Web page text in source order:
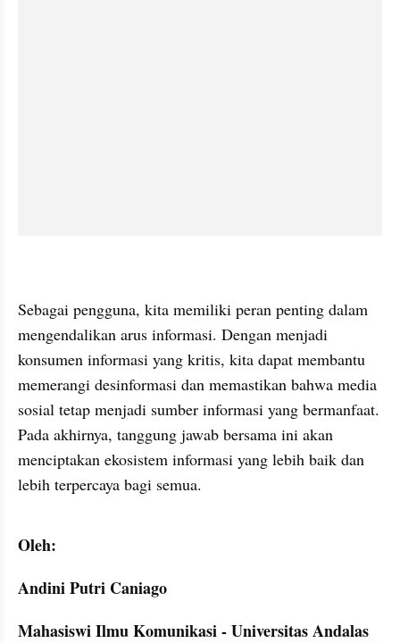
Sebagai pengguna, kita memiliki peran penting dalam
mengendalikan arus informasi. Dengan menjadi
konsumen informasi yang kritis, kita dapat membantu
memerangi desinformasi dan memastikan bahwa media
sosial tetap menjadi sumber informasi yang bermanfaat.
Pada akhirnya, tanggung jawab bersama ini akan
menciptakan ekosistem informasi yang lebih baik dan
lebih terpercaya bagi semua.
Oleh:
Andini Putri Caniago
Mahasiswi Ilmu Komunikasi - Universitas Andalas